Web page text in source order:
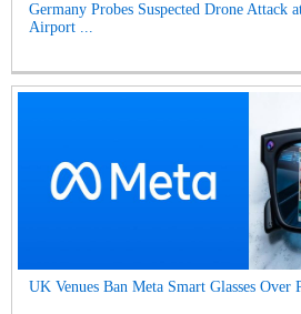
Germany Probes Suspected Drone Attack
Airport ...
UK Venues Ban Meta Smart Glasses Over